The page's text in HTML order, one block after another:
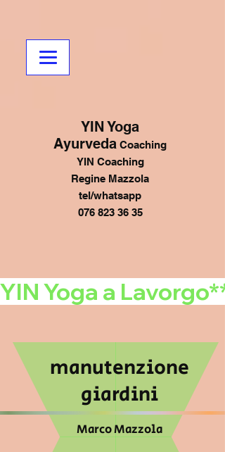
YIN Yoga
Ayurveda Coaching
YIN Coaching
Regine Mazzola
tel/whatsapp
076 823 36 35
YIN Yoga a
manutenzione
giardini
Marco Mazzola